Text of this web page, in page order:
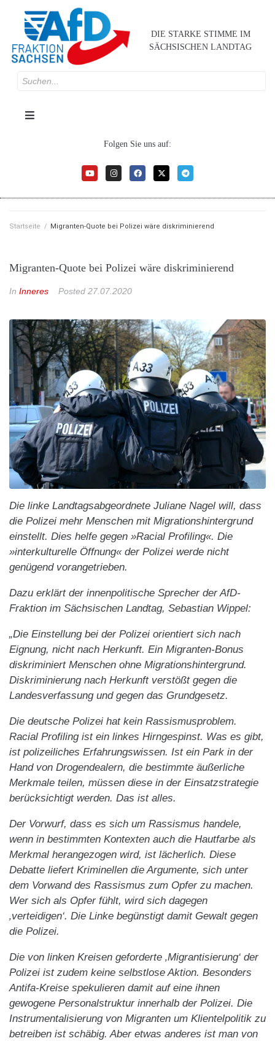
DIE STARKE STIMME IM
SÄCHSISCHEN LANDTAG
Folgen Sie uns auf:
Startseite / Migranten-Quote bei Polizei wäre diskriminierend
Migranten-Quote bei Polizei wäre diskriminierend
In Inneres Posted 27.07.2020
Die linke Landtagsabgeordnete Juliane Nagel will, dass
die Polizei mehr Menschen mit Migrationshintergrund
einstellt. Dies helfe gegen »Racial Profiling«. Die
»interkulturelle Öffnung« der Polizei werde nicht
genügend vorangetrieben.
Dazu erklärt der innenpolitische Sprecher der AfD-
Fraktion im Sächsischen Landtag, Sebastian Wippel:
„Die Einstellung bei der Polizei orientiert sich nach
Eignung, nicht nach Herkunft. Ein Migranten-Bonus
diskriminiert Menschen ohne Migrationshintergrund.
Diskriminierung nach Herkunft verstößt gegen die
Landesverfassung und gegen das Grundgesetz.
Die deutsche Polizei hat kein Rassismusproblem.
Racial Profiling ist ein linkes Hirngespinst. Was es gibt,
ist polizeiliches Erfahrungswissen. Ist ein Park in der
Hand von Drogendealern, die bestimmte äußerliche
Merkmale teilen, müssen diese in der Einsatzstrategie
berücksichtigt werden. Das ist alles.
Der Vorwurf, dass es sich um Rassismus handele,
wenn in bestimmten Kontexten auch die Hautfarbe als
Merkmal herangezogen wird, ist lächerlich. Diese
Debatte liefert Kriminellen die Argumente, sich unter
dem Vorwand des Rassismus zum Opfer zu machen.
Wer sich als Opfer fühlt, wird sich dagegen
‚verteidigen‘. Die Linke begünstigt damit Gewalt gegen
die Polizei.
Die von linken Kreisen geforderte ‚Migrantisierung‘ der
Polizei ist zudem keine selbstlose Aktion. Besonders
Antifa-Kreise spekulieren damit auf eine ihnen
gewogene Personalstruktur innerhalb der Polizei. Die
Instrumentalisierung von Migranten um Klientelpolitik zu
betreiben ist schäbig. Aber etwas anderes ist man von